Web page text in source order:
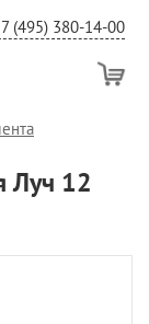
(495) 380-14-00
Луч 12